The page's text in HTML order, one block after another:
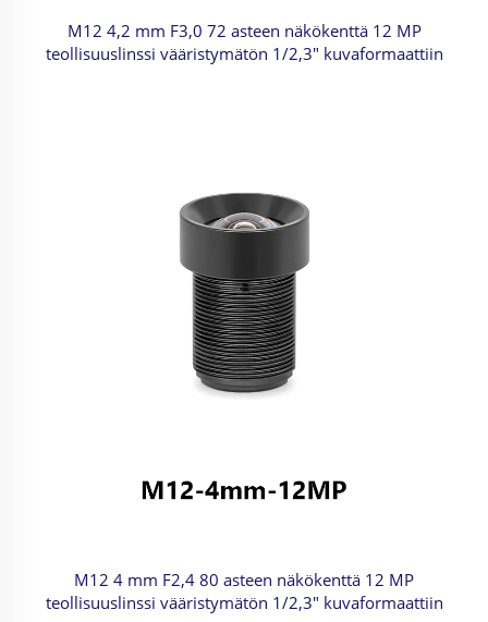
M12 4,2 mm F3,0 72 asteen näkökenttä 12 MP
teollisuuslinssi vääristymätön 1/2,3" kuvaformaattiin
M12 4 mm F2,4 80 asteen näkökenttä 12 MP
teollisuuslinssi vääristymätön 1/2,3" kuvaformaattiin